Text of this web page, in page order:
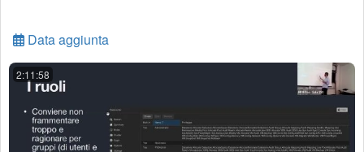
Data aggiunta
2:11:58